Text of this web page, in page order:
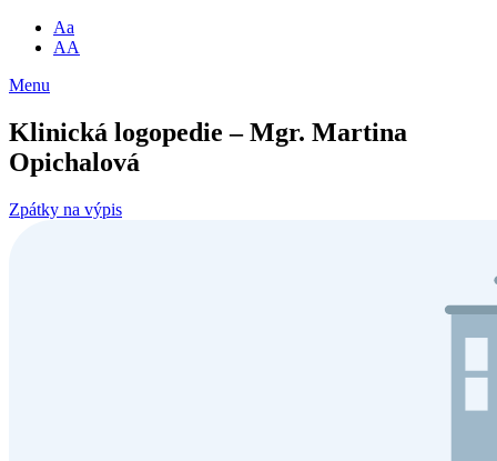
Aa
AA
Menu
Klinická logopedie – Mgr. Martina
Opichalová
Zpátky na výpis